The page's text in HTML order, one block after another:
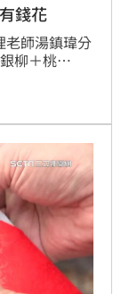
錢花
老師湯鎮瑋分
柳＋桃